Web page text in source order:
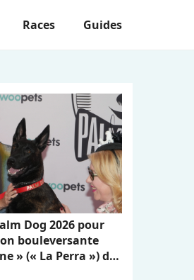
Races Guides
Dog 2026 pour
bouleversante
» (« La Perra ») de